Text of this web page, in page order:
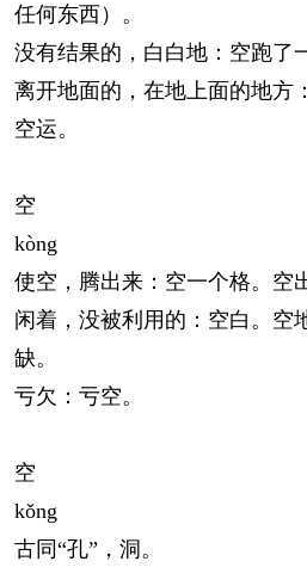
任何东西）。
没有结果的，白白地：空跑了
离开地面的，在地上面的地方
空运。
空
kòng
使空，腾出来：空一个格。空
闲着，没被利用的：空白。空
缺。
亏欠：亏空。
空
kǒng
古同“孔”，洞。